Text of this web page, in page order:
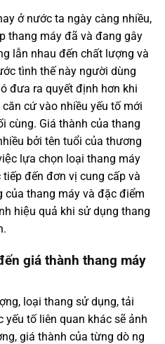
ở nước ta ngày càng nhiều,
thang máy đã và đang gây
lẫn nhau đến chất lượng và
tình thế này người dùng
đưa ra quyết định hơn khi
cứ vào nhiều yếu tố mới
cùng. Giá thành của thang
bởi tên tuổi của thương
lựa chọn loại thang máy
đến đơn vị cung cấp và
của thang máy và đặc điểm
hiệu quả khi sử dụng thang
giá thành thang máy
loại thang sử dụng, tải
tố liên quan khác sẽ ảnh
giá thành của từng dò ng